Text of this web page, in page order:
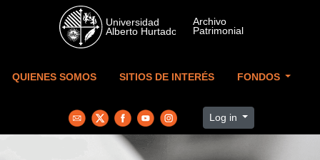
Skip to main content
QUIENES SOMOS SITIOS DE INTERÉS FONDOS
Log in